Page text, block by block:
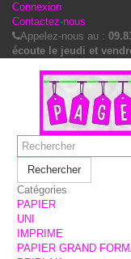
Connexion
Contactez-nous
Appelez-nous au :
écoute le jeudi et
Rechercher
Catégories
PAPIER
UNI
IMPRIME
PAPIER GRAND